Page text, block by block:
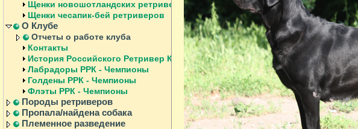
Щенки новошотландских ретриверов
Щенки чесапик-бей ретриверов
О Клубе
Отчеты о работе клуба
Контакты
История Российского Ретривер Клуба
Лабрадоры РРК - Чемпионы
Голдены РРК - Чемпионы
Флэты РРК - Чемпионы
Породы ретриверов
Пропала/найдена собака
Племенное разведение